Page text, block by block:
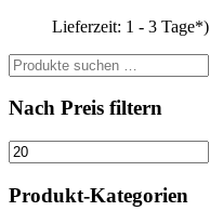
Lieferzeit: 1 - 3 Tage*)
Suchen
nach:
Nach Preis filtern
Min.
Preis
Produkt-Kategorien